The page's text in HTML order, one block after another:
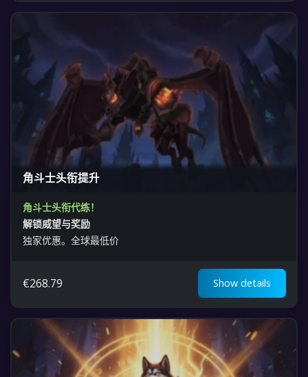
角斗士头衔提升
角斗士头衔代练！
解锁威望与奖励
独家优惠。全球最低价
€268.79 Show details